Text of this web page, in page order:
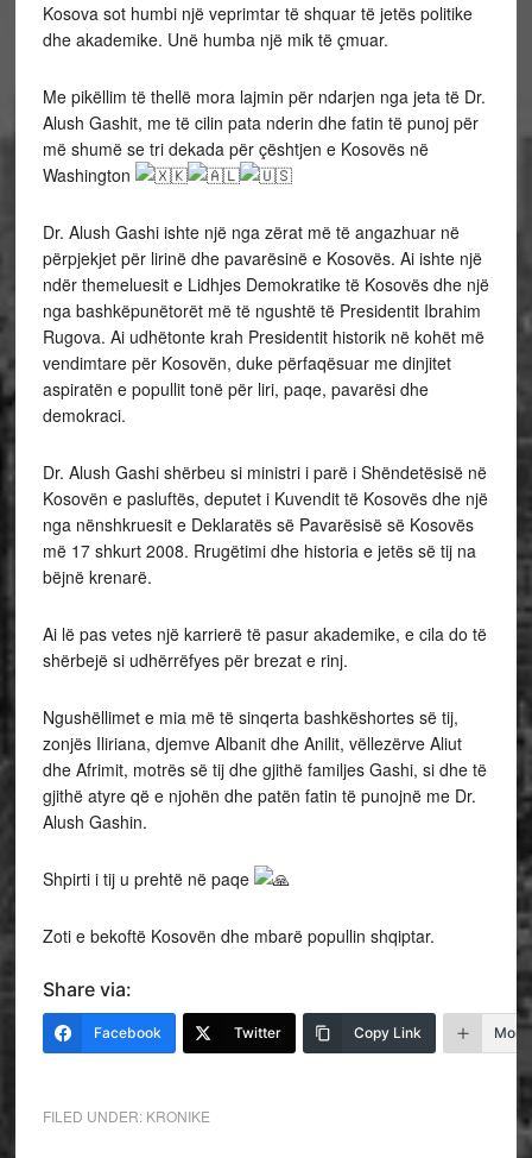
Kosova sot humbi një veprimtar të shquar të jetës politike
dhe akademike. Unë humba një mik të çmuar.
Me pikëllim të thellë mora lajmin për ndarjen nga jeta të Dr.
Alush Gashit, me të cilin pata nderin dhe fatin të punoj për
më shumë se tri dekada për çështjen e Kosovës në
Washington
Dr. Alush Gashi ishte një nga zërat më të angazhuar në
përpjekjet për lirinë dhe pavarësinë e Kosovës. Ai ishte një
ndër themeluesit e Lidhjes Demokratike të Kosovës dhe një
nga bashkëpunëtorët më të ngushtë të Presidentit Ibrahim
Rugova. Ai udhëtonte krah Presidentit historik në kohët më
vendimtare për Kosovën, duke përfaqësuar me dinjitet
aspiratën e popullit tonë për liri, paqe, pavarësi dhe
demokraci.
Dr. Alush Gashi shërbeu si ministri i parë i Shëndetësisë në
Kosovën e pasluftës, deputet i Kuvendit të Kosovës dhe një
nga nënshkruesit e Deklaratës së Pavarësisë së Kosovës
më 17 shkurt 2008. Rrugëtimi dhe historia e jetës së tij na
bëjnë krenarë.
Ai lë pas vetes një karrierë të pasur akademike, e cila do të
shërbejë si udhërrëfyes për brezat e rinj.
Ngushëllimet e mia më të sinqerta bashkëshortes së tij,
zonjës Iliriana, djemve Albanit dhe Anilit, vëllezërve Aliut
dhe Afrimit, motrës së tij dhe gjithë familjes Gashi, si dhe të
gjithë atyre që e njohën dhe patën fatin të punojnë me Dr.
Alush Gashin.
Shpirti i tij u prehtë në paqe
Zoti e bekoftë Kosovën dhe mbarë popullin shqiptar.
Share via:
Facebook Twitter Copy Link More
FILED UNDER: KRONIKE